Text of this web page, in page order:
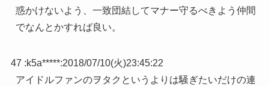
惑かけないよう、一致団結してマナー守るべきよう仲間
でなんとかすれば良い。
47 :k5a*****:2018/07/10(火)23:45:22
アイドルファンのヲタクというよりは騒ぎたいだけの連